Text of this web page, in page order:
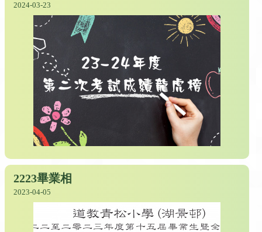
2024-03-23
2223畢業相
2023-04-05